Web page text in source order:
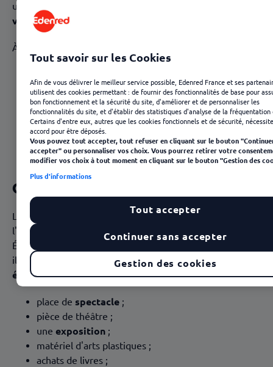
une belle valeur ajoutée pour
vie au travail
À découvrir dans cet article :
À qui s'adressent-ils ?
Comment les utiliser ?
Où les utiliser ?
Avantages des chèques culture pour l'entreprise
Qu'est-ce que le chèque culture ?
Le chèque culture avantagedistribué à
l'ensemble des
collaborateurs
Économique de l'entreprise (le
il permet de donner des avantages pour l'achat d'un
événement culturel:
place de spectacle ;
pièce de théâtre ;
une exposition ;
matériel d'arts plastiques ;
achats de livres ;
Tout savoir sur les Cookies
Afin de vous délivrer le meilleur service possible, Edenred France et ses
utilisent des cookies permettant : de fournir des fonctionnalités de base pour
bon fonctionnement et la sécurité du site, d'améliorer et de personnaliser les
fonctionnalités du site, et d'établir des statistiques d'analyse de la fréquentation
Certains d'entre eux, autres que les cookies fonctionnels et de sécurité,
accord pour être déposés.
Vous pouvez tout accepter, tout refuser en cliquant sur le bouton
accepter" ou personnaliser vos choix. Vous pourrez retirer votre
modifier vos choix à tout moment en cliquant sur le bouton "Gestion des
Plus d'informations
Gestion des cookies
Continuer sans accepter
Tout accepter